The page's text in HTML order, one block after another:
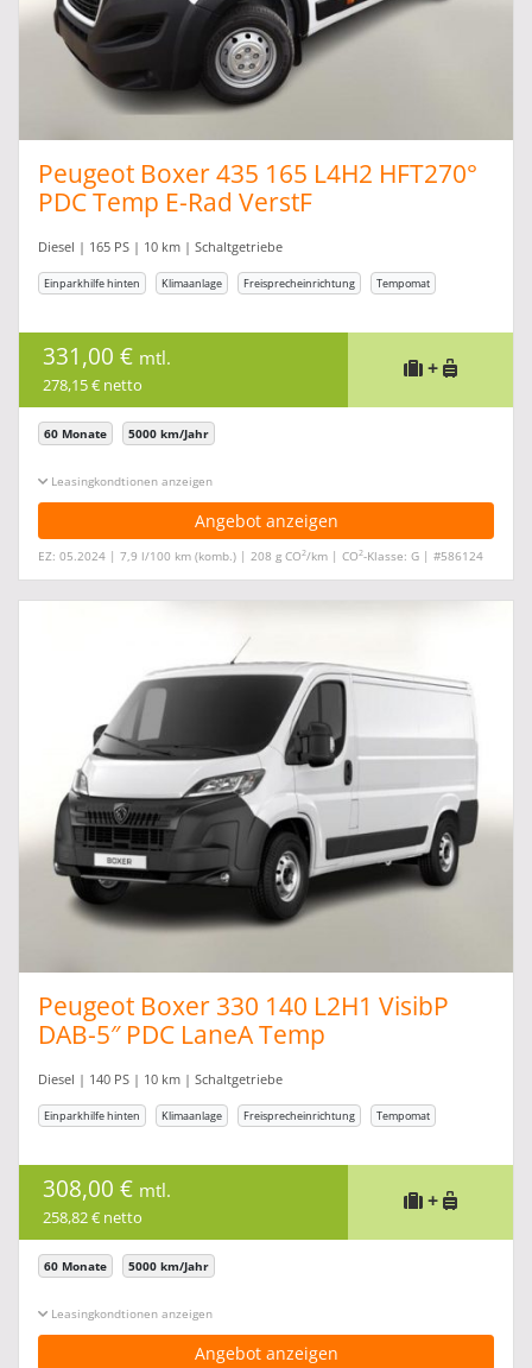
Peugeot Boxer 435 165 L4H2 HFT270°
PDC Temp E-Rad VerstF
Diesel | 165 PS | 10 km | Schaltgetriebe
Einparkhilfe hinten Klimaanlage Freisprecheinrichtung Tempomat
331,00 € mtl.
278,15 € netto
+
60 Monate 5000 km/Jahr
Leasingkonditionen ein-/ausblenden
Angebot anzeigen
EZ: 05.2024 | 7,9 l/100 km (komb.) | 208 g CO2/km | CO2-Klasse: G | #586124
Peugeot Boxer 330 140 L2H1 VisibP
DAB-5″ PDC LaneA Temp
Diesel | 140 PS | 10 km | Schaltgetriebe
Einparkhilfe hinten Klimaanlage Freisprecheinrichtung Tempomat
308,00 € mtl.
258,82 € netto
+
60 Monate 5000 km/Jahr
Leasingkonditionen ein-/ausblenden
Angebot anzeigen